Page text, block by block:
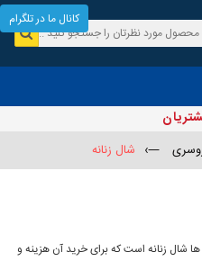
—› شال زنانه
ها شال زنانه است که برای خرید آن هزینه و
کانال ما در تلگرام